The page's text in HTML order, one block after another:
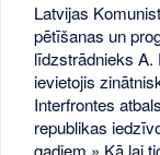
Latvijas
pētīšanas un
līdzstrādnieks A.
ievietojis
Interfrontes
republikas
gadiem.» Kā lai